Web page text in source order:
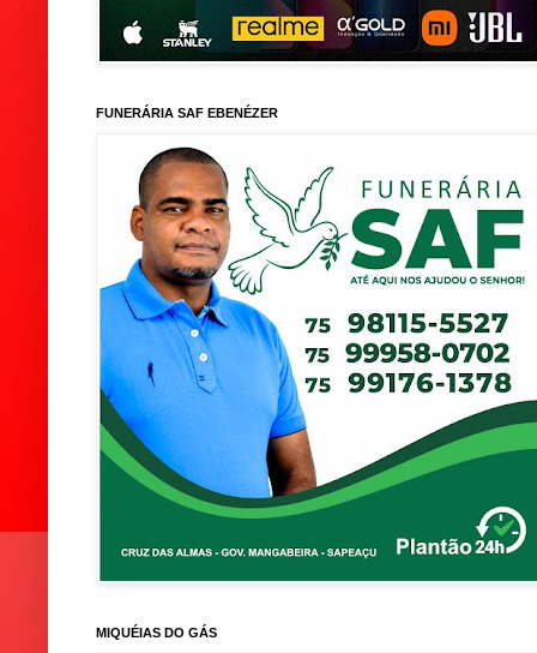
FUNERÁRIA SAF EBENÉZER
MIQUÉIAS DO GÁS